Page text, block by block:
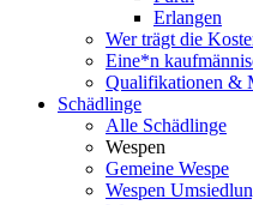
Erlangen
Wer trägt die
Eine*n
Qualifikationen &
Schädlinge
Alle Schädlinge
Wespen
Gemeine Wespe
Wespen